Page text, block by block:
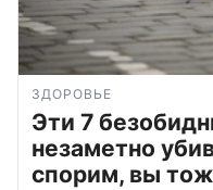
ЗДОРОВЬЕ
Эти 7
незаметно
спорим, вы